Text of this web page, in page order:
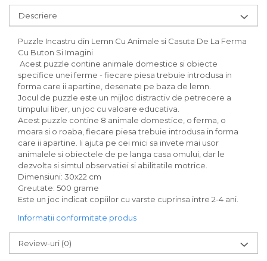
Descriere
Puzzle Incastru din Lemn Cu Animale si Casuta De La Ferma
Cu Buton Si Imagini
Acest puzzle contine animale domestice si obiecte
specifice unei ferme - fiecare piesa trebuie introdusa in
forma care ii apartine, desenate pe baza de lemn.
Jocul de puzzle este un mijloc distractiv de petrecere a
timpului liber, un joc cu valoare educativa.
Acest puzzle contine 8 animale domestice, o ferma, o
moara si o roaba, fiecare piesa trebuie introdusa in forma
care ii apartine. Ii ajuta pe cei mici sa invete mai usor
animalele si obiectele de pe langa casa omului, dar le
dezvolta si simtul observatiei si abilitatile motrice.
Dimensiuni: 30x22 cm
Greutate: 500 grame
Este un joc indicat copiilor cu varste cuprinsa intre 2-4 ani.
Informatii conformitate produs
Review-uri (0)